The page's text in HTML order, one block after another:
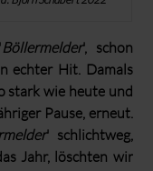
Böllermelder', schon
echter Hit. Damals
stark wie heute und
Pause, erneut.
' schlichtweg,
Jahr, löschten wir